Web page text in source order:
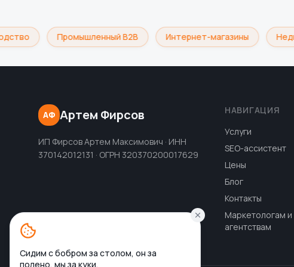
Промышленный B2B Интернет-магазины
АФ Артем Фирсов
ИП Фирсов Артем Максимович · ИНН
370142012131 · ОГРН 320370200017629
НАВИГАЦИЯ
Услуги
SEO-ассистент
Цены
Блог
Контакты
Маркетологам и
агентствам
Сидим с бобром за столом, он за
полено, мы за куки.